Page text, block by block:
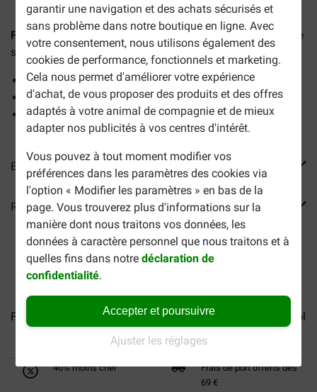
garantir une navigation et des achats sécurisés et
sans problème dans notre boutique en ligne. Avec
votre consentement, nous utilisons également des
cookies de performance, fonctionnels et marketing.
Cela nous permet d'améliorer votre expérience
d'achat, de vous proposer des produits et des offres
adaptés à votre animal de compagnie et de mieux
adapter nos publicités à vos centres d'intérêt.
Vous pouvez à tout moment modifier vos
préférences dans les paramètres des cookies via
l'option « Modifier les paramètres » en bas de la
page. Vous trouverez plus d'informations sur la
manière dont nous traitons vos données, les
données à caractère personnel que nous traitons et à
quelles fins dans notredéclaration de
confidentialité.
Accepter et poursuivre
Ajuster les réglages
Frolic Mini avec de la volaille pour chien
est une nourriture
sèche qui est basée sur les besoins des petits chiens.
Fibres alimentaires de haute qualité
Complètement équilibré
Soutient les articulations
En savoir plus
Reviews
Frolic au bœuf pour chien Frolic à la volaille pour...
40% moins cher
Frais de port offerts dès
69 €